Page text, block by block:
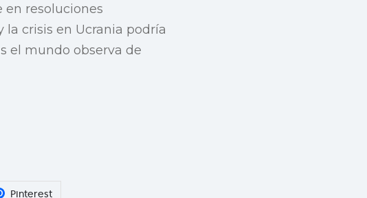
en resoluciones
crisis en Ucrania podría
el mundo observa de
Pinterest